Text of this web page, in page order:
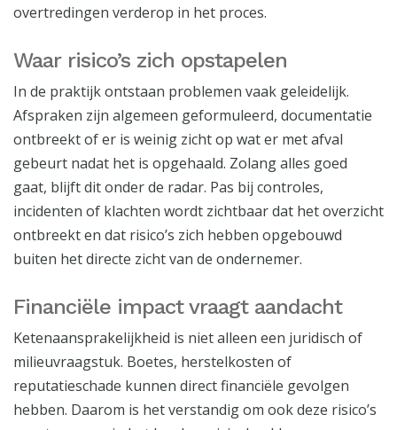
overtredingen verderop in het proces.
Waar risico’s zich opstapelen
In de praktijk ontstaan problemen vaak geleidelijk.
Afspraken zijn algemeen geformuleerd, documentatie
ontbreekt of er is weinig zicht op wat er met afval
gebeurt nadat het is opgehaald. Zolang alles goed
gaat, blijft dit onder de radar. Pas bij controles,
incidenten of klachten wordt zichtbaar dat het overzicht
ontbreekt en dat risico’s zich hebben opgebouwd
buiten het directe zicht van de ondernemer.
Financiële impact vraagt aandacht
Ketenaansprakelijkheid is niet alleen een juridisch of
milieuvraagstuk. Boetes, herstelkosten of
reputatieschade kunnen direct financiële gevolgen
hebben. Daarom is het verstandig om ook deze risico’s